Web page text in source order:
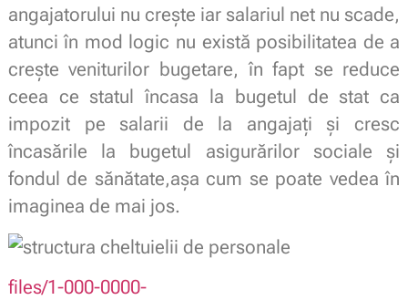
angajatorului nu crește iar salariul net nu scade,
atunci în mod logic nu există posibilitatea de a
crește veniturilor bugetare, în fapt se reduce
ceea ce statul încasa la bugetul de stat ca
impozit pe salarii de la angajați și cresc
încasările la bugetul asigurărilor sociale și
fondul de sănătate,așa cum se poate vedea în
imaginea de mai jos.
files/1-000-0000-